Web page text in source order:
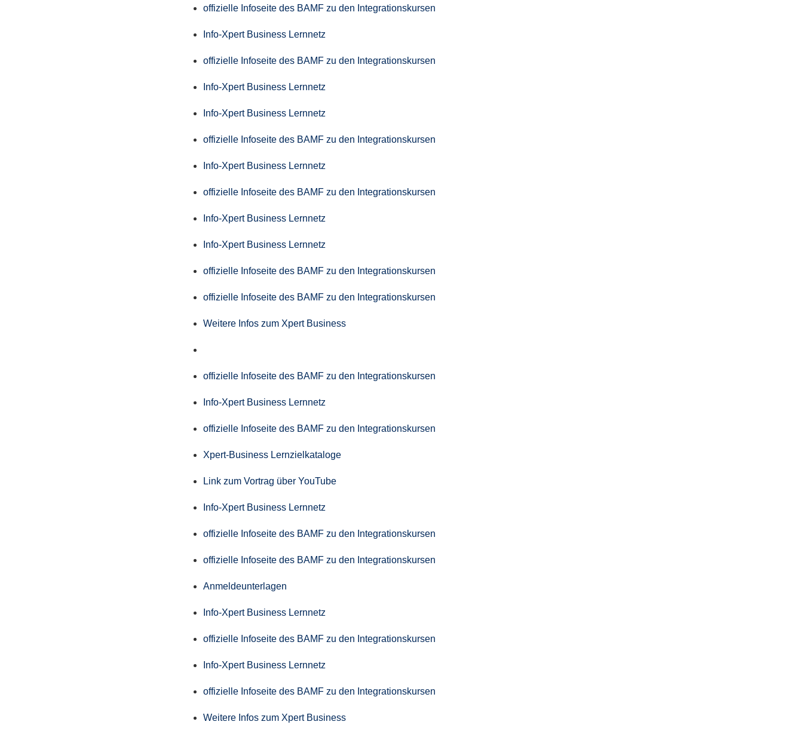
offizielle Infoseite des BAMF zu den Integrationskursen
Info-Xpert Business Lernnetz
offizielle Infoseite des BAMF zu den Integrationskursen
Info-Xpert Business Lernnetz
Info-Xpert Business Lernnetz
offizielle Infoseite des BAMF zu den Integrationskursen
Info-Xpert Business Lernnetz
offizielle Infoseite des BAMF zu den Integrationskursen
Info-Xpert Business Lernnetz
Info-Xpert Business Lernnetz
offizielle Infoseite des BAMF zu den Integrationskursen
offizielle Infoseite des BAMF zu den Integrationskursen
Weitere Infos zum Xpert Business
offizielle Infoseite des BAMF zu den Integrationskursen
Info-Xpert Business Lernnetz
offizielle Infoseite des BAMF zu den Integrationskursen
Xpert-Business Lernzielkataloge
Link zum Vortrag über YouTube
Info-Xpert Business Lernnetz
offizielle Infoseite des BAMF zu den Integrationskursen
offizielle Infoseite des BAMF zu den Integrationskursen
Anmeldeunterlagen
Info-Xpert Business Lernnetz
offizielle Infoseite des BAMF zu den Integrationskursen
Info-Xpert Business Lernnetz
offizielle Infoseite des BAMF zu den Integrationskursen
Weitere Infos zum Xpert Business